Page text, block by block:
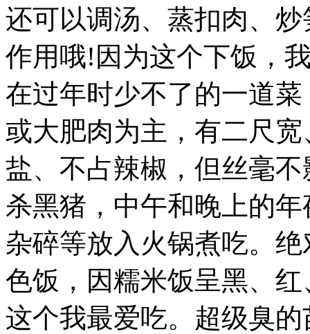
是
让
又
恨
爱，
大
开
眼
界。
没
有
吃
不
只
有
你
想
到.
苗
还可以调汤、蒸扣肉、
作用哦!因为这个下饭，
在过年时少不了的一道
或大肥肉为主，有二尺
盐、不占辣椒，但丝毫
杀黑猪，中午和晚上的
杂碎等放入火锅煮吃。
色饭，因糯米饭呈黑、
这个我最爱吃。 超级臭